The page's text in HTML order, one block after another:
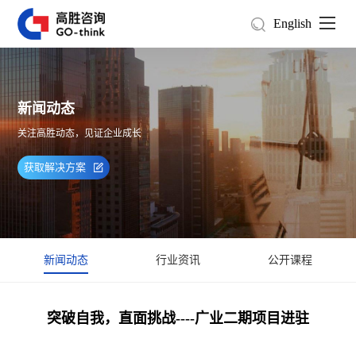
English
新闻动态
关注高胜动态，见证企业成长
获取解决方案
新闻动态 行业资讯 公开课程
突破自我，直面挑战----广业二期项目进驻